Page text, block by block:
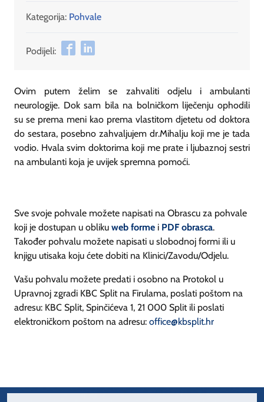
Kategorija: Pohvale
Podijeli:
Ovim putem želim se zahvaliti odjelu i ambulanti
neurologije. Dok sam bila na bolničkom liječenju ophodili
su se prema meni kao prema vlastitom djetetu od doktora
do sestara, posebno zahvaljujem dr.Mihalju koji me je tada
vodio. Hvala svim doktorima koji me prate i ljubaznoj sestri
na ambulanti koja je uvijek spremna pomoći.
Sve svoje pohvale možete napisati na Obrascu za pohvale
koji je dostupan u obliku web forme i PDF obrasca.
Također pohvalu možete napisati u slobodnoj formi ili u
knjigu utisaka koju ćete dobiti na Klinici/Zavodu/Odjelu.
Vašu pohvalu možete predati i osobno na Protokol u
Upravnoj zgradi KBC Split na Firulama, poslati poštom na
adresu: KBC Split, Spinčićeva 1, 21 000 Split ili poslati
elektroničkom poštom na adresu: office@kbsplit.hr